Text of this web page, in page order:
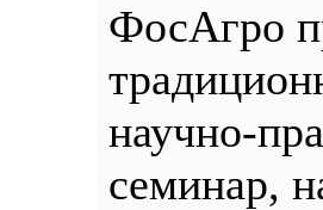
ФосАгро
научно-
семинар,